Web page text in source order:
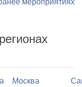
мероприятиях
Москва